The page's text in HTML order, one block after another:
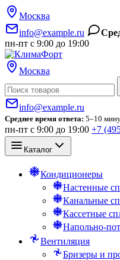
Москва
info@example.ru
пн-пт с 9:00 до 19:00
Москва
info@example.ru
Среднее время ответа: 5–10
пн-пт с 9:00 до 19:00 +7
Каталог
Кондиционеры
Настенные
Канальные
Кассетные
Напольно-
Вентиляция
Бризеры и